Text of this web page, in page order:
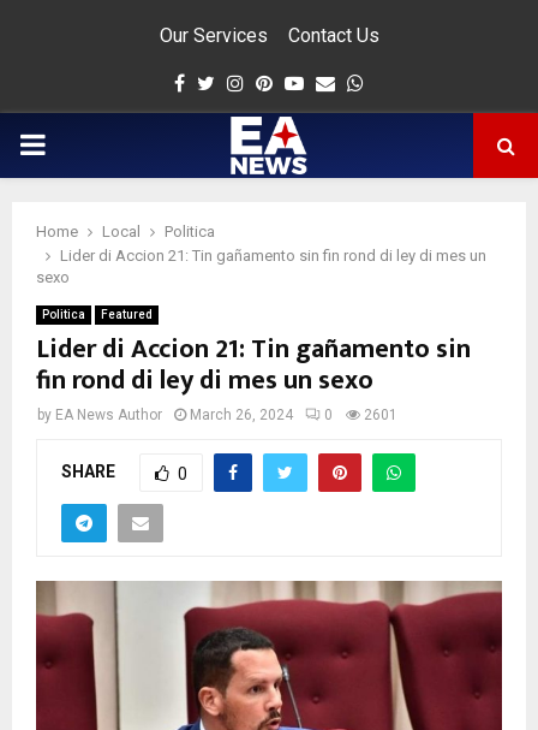
Our Services Contact Us
Facebook
Twitter
Instagram
Pinterest
Youtube
Email
PRIMARY
Home Local
Politica
Lider di Accion 21: Tin gañamento sin fin rond di ley di mes un
sexo
Politica Featured
Lider di Accion 21: Tin gañamento sin
fin rond di ley di mes un sexo
by EA News Author March 26, 2024 0 2601
SHARE 0